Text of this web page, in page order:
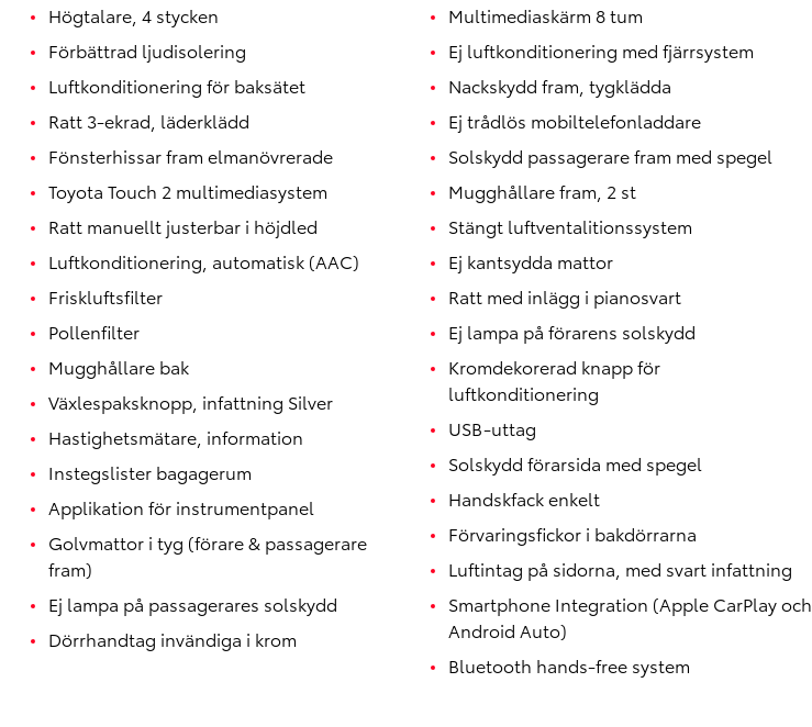
Högtalare, 4 stycken
Förbättrad ljudisolering
Luftkonditionering för baksätet
Ratt 3-ekrad, läderklädd
Fönsterhissar fram elmanövrerade
Toyota Touch 2 multimediasystem
Ratt manuellt justerbar i höjdled
Luftkonditionering, automatisk (AAC)
Friskluftsfilter
Pollenfilter
Mugghållare bak
Växlespaksknopp, infattning Silver
Hastighetsmätare, information
Instegslister bagagerum
Applikation för instrumentpanel
Golvmattor i tyg (förare & passagerare
fram)
Ej lampa på passagerares solskydd
Dörrhandtag invändiga i krom
Multimediaskärm 8 tum
Ej luftkonditionering med fjärrsystem
Nackskydd fram, tygklädda
Ej trådlös mobiltelefonladdare
Solskydd passagerare fram med spegel
Mugghållare fram, 2 st
Stängt luftventalitionssystem
Ej kantsydda mattor
Ratt med inlägg i pianosvart
Ej lampa på förarens solskydd
Kromdekorerad knapp för
luftkonditionering
USB-uttag
Solskydd förarsida med spegel
Handskfack enkelt
Förvaringsfickor i bakdörrarna
Luftintag på sidorna, med svart infattning
Smartphone Integration (Apple CarPlay och
Android Auto)
Bluetooth hands-free system